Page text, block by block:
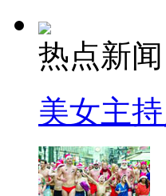
热点新闻
美女主